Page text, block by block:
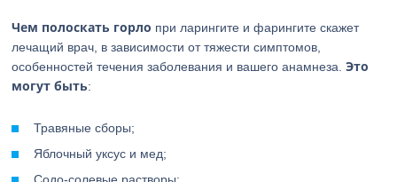
Чем полоскать горло при ларингите и фарингите скажет
лечащий врач, в зависимости от тяжести симптомов,
особенностей течения заболевания и вашего анамнеза.Это
могут быть:
Травяные сборы;
Яблочный уксус и мед;